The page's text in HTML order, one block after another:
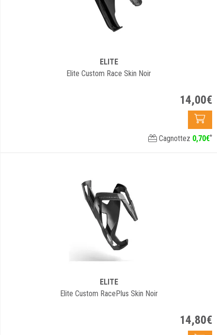
ELITE
Elite Custom Race Skin Noir
14,00€
Cagnottez 0,70€*
ELITE
Elite Custom RacePlus Skin Noir
14,80€